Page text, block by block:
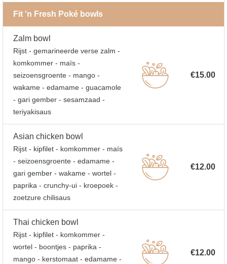
Fit 'n Fresh Poké bowls
Zalm bowl
Rijst - gemarineerde verse zalm -
komkommer - maïs -
seizoensgroente - mango -
wakame - edamame - guacamole
- gari gember - sesamzaad -
teriyakisaus
€15.00
Asian chicken bowl
Rijst - kipfilet - komkommer - maïs
- seizoensgroente - edamame -
gari gember - wakame - wortel -
paprika - crunchy-ui - kroepoek -
zoetzure chilisaus
€12.00
Thai chicken bowl
Rijst - kipfilet - komkommer -
wortel - boontjes - paprika -
mango - kerstomaat - edamame -
€12.00